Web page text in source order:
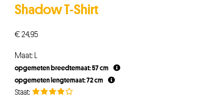
Shadow T-Shirt
€24,95
Maat: L
opgemeten breedtemaat: 57 cm
opgemeten lengtemaat: 72 cm